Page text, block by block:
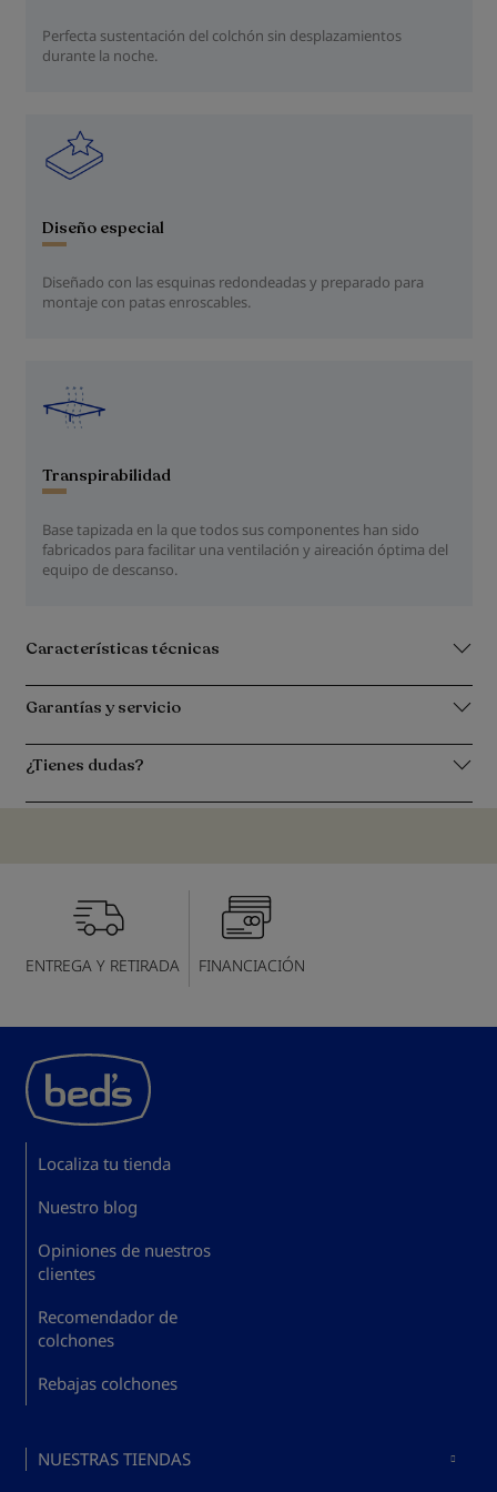
Perfecta sustentación del colchón sin desplazamientos
durante la noche.
Diseño especial
Diseñado con las esquinas redondeadas y preparado para
montaje con patas enroscables.
Transpirabilidad
Base tapizada en la que todos sus componentes han sido
fabricados para facilitar una ventilación y aireación óptima del
equipo de descanso.
Características técnicas
Garantías y servicio
¿Tienes dudas?
ENTREGA Y RETIRADA FINANCIACIÓN
Localiza tu tienda
Nuestro blog
Opiniones de nuestros
clientes
Recomendador de
colchones
Rebajas colchones
NUESTRAS TIENDAS